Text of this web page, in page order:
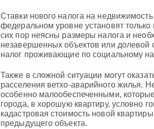
Ставки нового налога на
федеральном уровне установят
сих пор неясны размеры налога и
незавершенных объектов или долевой
налог проживающие по социальному
Также в сложной ситуации могут
расселения ветхо-аварийного жилья.
особенно малообеспеченными,
города, в хорошую квартиру, условно
кадастровая стоимость новой
предыдущего объекта.